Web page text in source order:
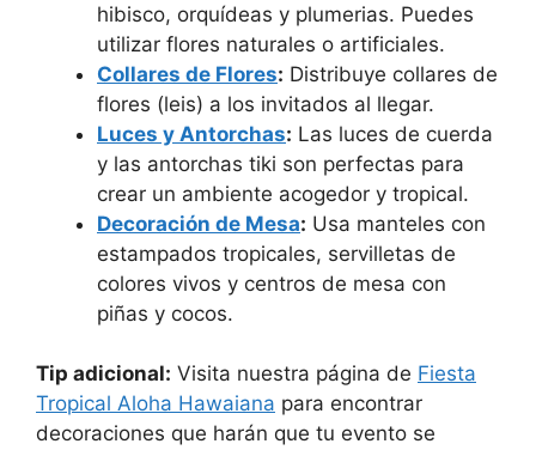
hibisco, orquídeas y plumerias. Puedes
utilizar flores naturales o artificiales.
Collares de Flores: Distribuye collares de
flores (leis) a los invitados al llegar.
Luces y Antorchas: Las luces de cuerda
y las antorchas tiki son perfectas para
crear un ambiente acogedor y tropical.
Decoración de Mesa: Usa manteles con
estampados tropicales, servilletas de
colores vivos y centros de mesa con
piñas y cocos.
Tip adicional: Visita nuestra página de Fiesta
Tropical Aloha Hawaiana para encontrar
decoraciones que harán que tu evento se